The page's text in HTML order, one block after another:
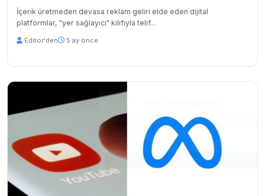
İçerik üretmeden devasa reklam geliri elde eden dijital
platformlar, "yer sağlayıcı" kılıfıyla telif...
Editor'den 5 ay önce